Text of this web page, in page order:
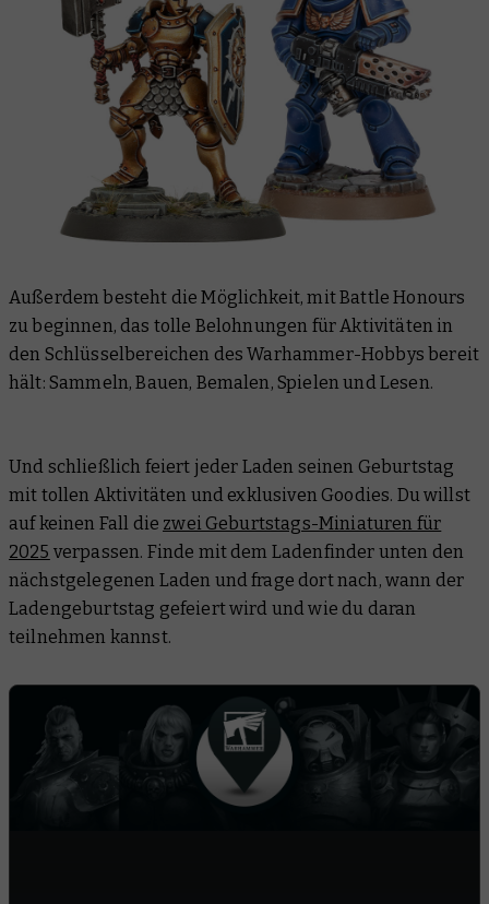
Außerdem besteht die Möglichkeit, mit Battle Honours
zu beginnen, das tolle Belohnungen für Aktivitäten in
den Schlüsselbereichen des Warhammer-Hobbys bereit
hält: Sammeln, Bauen, Bemalen, Spielen und Lesen.
Und schließlich feiert jeder Laden seinen Geburtstag
mit tollen Aktivitäten und exklusiven Goodies. Du willst
auf keinen Fall die zwei Geburtstags-Miniaturen für
2025 verpassen. Finde mit dem Ladenfinder unten den
nächstgelegenen Laden und frage dort nach, wann der
Ladengeburtstag gefeiert wird und wie du daran
teilnehmen kannst.